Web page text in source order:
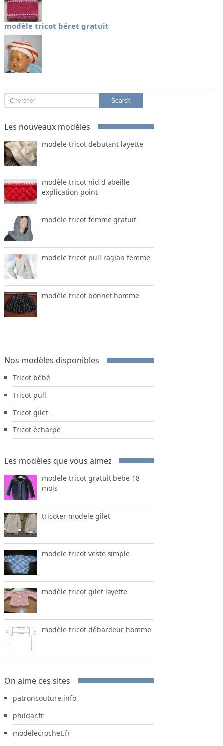
modèle tricot béret gratuit
Les nouveaux modèles
modele tricot debutant layette
modèle tricot nid d abeille
explication point
modele tricot femme gratuit
modele tricot pull raglan femme
modèle tricot bonnet homme
Nos modèles disponibles
Tricot bébé
Tricot pull
Tricot gilet
Tricot écharpe
Les modèles que vous aimez
modele tricot gratuit bebe 18
mois
tricoter modele gilet
modele tricot veste simple
modèle tricot gilet layette
modèle tricot débardeur homme
On aime ces sites
patroncouture.info
phildar.fr
modelecrochet.fr